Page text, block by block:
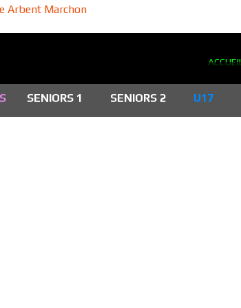
Arbent Marchon
ACCUEIL
SENIORS 1 SENIORS 2 U17